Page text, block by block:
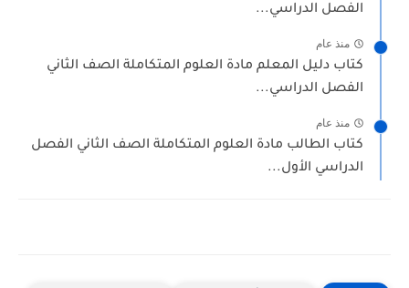
الدراسي...
منذ عام
دليل المعلم مادة العلوم المتكاملة الصف الثاني
الدراسي...
منذ عام
الطالب مادة العلوم المتكاملة الصف الثاني الفصل
الأول...